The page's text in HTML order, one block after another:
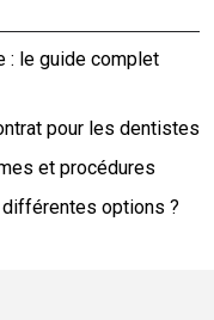
: le guide complet
pour les dentistes
et procédures
options ?